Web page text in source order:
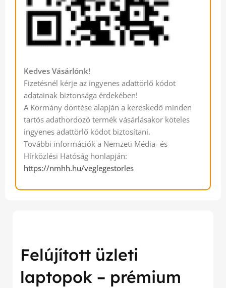
Kedves Vásárlónk!
Fizetésnél kérje az ingyenes adattörlő kódot
adatainak biztonsága érdekében!
A Kormány döntése alapján a kereskedő minden
tartós adathordozó termék vásárlásakor köteles
ingyenes adattörlő kódot biztosítani.
További információk a Nemzeti Média- és
Hírközlési Hatóság honlapján:
https://nmhh.hu/veglegestorles
Felújított üzleti
laptopok – prémium